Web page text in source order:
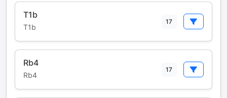
T1b
T1b
17
Rb4
Rb4
17